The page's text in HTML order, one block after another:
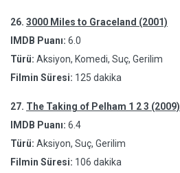
26. 3000 Miles to Graceland (2001)
IMDB Puanı: 6.0
Türü: Aksiyon, Komedi, Suç, Gerilim
Filmin Süresi: 125 dakika
27. The Taking of Pelham 1 2 3 (2009)
IMDB Puanı: 6.4
Türü: Aksiyon, Suç, Gerilim
Filmin Süresi: 106 dakika